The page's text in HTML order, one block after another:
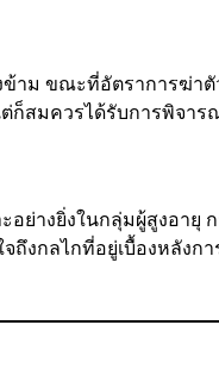
ม ขณะที่อัตราการฆ่า
ก็สมควรได้รับการพิจาร
างยิ่งในกลุ่มผู้สูงอายุ
ถึงกลไกที่อยู่เบื้องหลังก